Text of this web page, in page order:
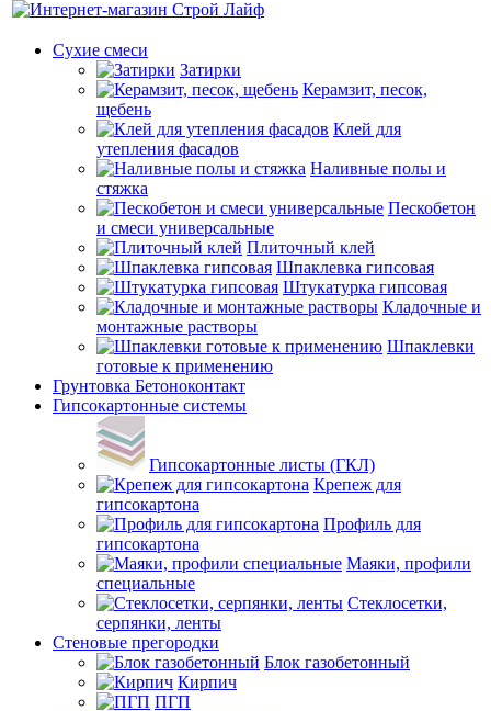
Сухие смеси
Затирки
Керамзит, песок,
щебень
Клей для
утепления фасадов
Наливные полы и
стяжка
Пескобетон
и смеси универсальные
Плиточный клей
Шпаклевка гипсовая
Штукатурка гипсовая
Кладочные и
монтажные растворы
Шпаклевки
готовые к применению
Грунтовка Бетоноконтакт
Гипсокартонные системы
Гипсокартонные листы (ГКЛ)
Крепеж для
гипсокартона
Профиль для
гипсокартона
Маяки, профили
специальные
Стеклосетки,
серпянки, ленты
Стеновые прегородки
Блок газобетонный
Кирпич
ПГП